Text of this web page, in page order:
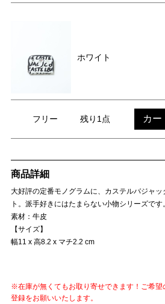
ホワイト
フリー 残り1点 カー
商品詳細
大好評の定番モノグラムに、カステルバジャ
ト。派手好きにはたまらない小物シリーズです。
素材：牛皮
【サイズ】
幅11 x 高8.2 x マチ2.2 cm
※在庫が無くてもお取り寄せできます！ご希望
登録をお願いいたします。